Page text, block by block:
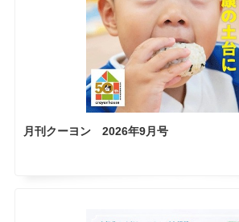
月刊クーヨン 2026年9月号